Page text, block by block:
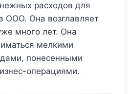
расходов для
ООО. Она возглавляет
много лет. Она
мелкими
понесенными
операциями.